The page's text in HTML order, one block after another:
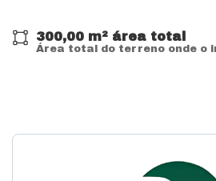
300,00 m² área total
Área total do terreno onde o